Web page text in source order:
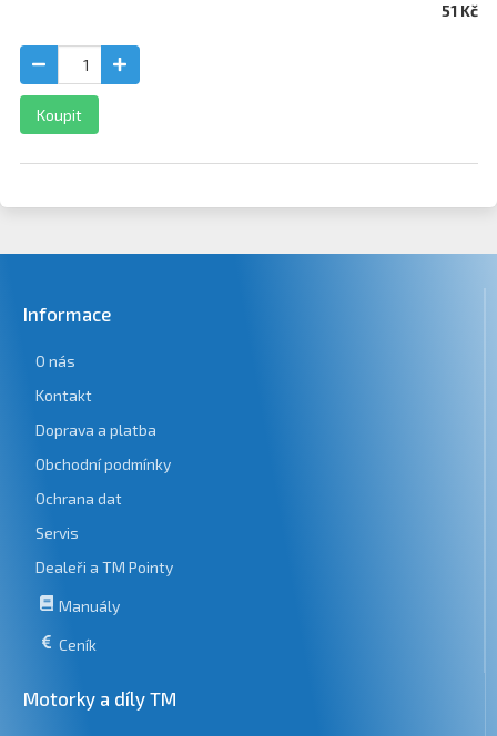
51 Kč
Koupit
Informace
O nás
Kontakt
Doprava a platba
Obchodní podmínky
Ochrana dat
Servis
Dealeři a TM Pointy
Manuály
Ceník
Motorky a díly TM